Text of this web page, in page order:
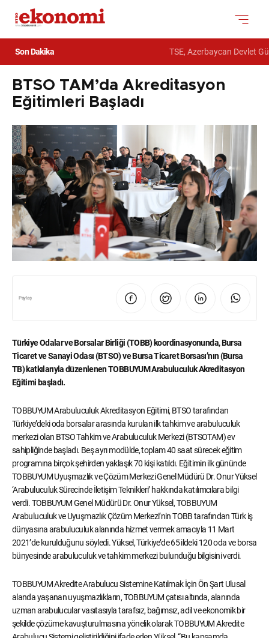
Son Dakika TSE, Azerbaycan Devlet
BTSO TAM’da Akreditasyon
Eğitimleri Başladı
Paylaş
Türkiye Odalar ve Borsalar Birliği (TOBB) koordinasyonunda, Bursa
Ticaret ve Sanayi Odası (BTSO) ve Bursa Ticaret Borsası’nın (Bursa
TB) katkılarıyla düzenlenen TOBBUYUM Arabuluculuk Akreditasyon
Eğitimi başladı.
TOBBUYUM Arabuluculuk Akreditasyon Eğitimi, BTSO tarafından
Türkiye’deki oda borsalar arasında kurulan ilk tahkim ve arabuluculuk
merkezi olan BTSO Tahkim ve Arabuluculuk Merkezi (BTSOTAM) ev
sahipliğinde başladı. Beş ayrı modülde, toplam 40 saat sürecek eğitim
programına birçok şehirden yaklaşık 70 kişi katıldı. Eğitimin ilk gününde
TOBBUYUM Uyuşmazlık ve Çözüm Merkezi Genel Müdürü Dr. Onur Yüksel
‘Arabuluculuk Sürecinde İletişim Teknikleri’ hakkında katılımcılara bilgi
verdi. TOBBUYUM Genel Müdürü Dr. Onur Yüksel, TOBBUYUM
Arabuluculuk ve Uyuşmazlık Çözüm Merkezi’nin TOBB tarafından Türk iş
dünyasına arabuluculuk alanında hizmet vermek amacıyla 11 Mart
2021’de kurulduğunu söyledi. Yüksel, Türkiye’de 65 ildeki 120 oda ve borsa
bünyesinde arabuluculuk ve tahkim merkezi bulunduğu bilgisini verdi.
TOBBUYUM Akredite Arabulucu Sistemine Katılmak İçin Ön Şart Ulusal
alanda yaşanan uyuşmazlıkların, TOBBUYUM çatısı altında, alanında
uzman arabulucular vasıtasıyla tarafsız, bağımsız, adil ve ekonomik bir
şekilde çözüme kavuşturulmasına yönelik olarak TOBBUYUM Akredite